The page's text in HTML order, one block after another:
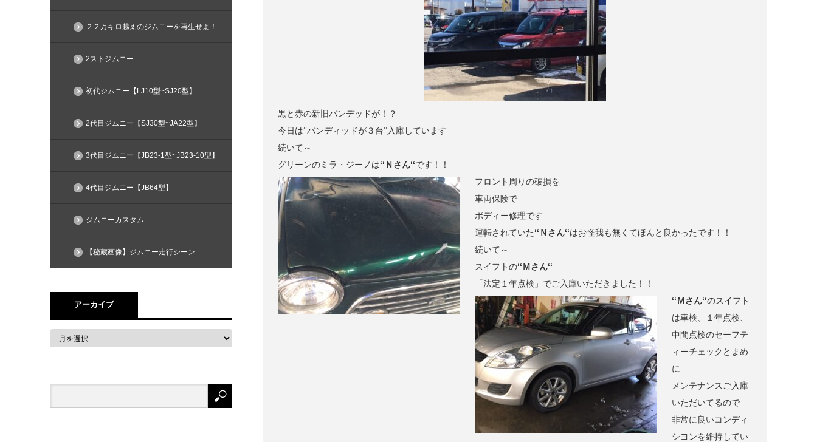
黒と赤の新旧バンデッドが！？
今日は‘‘バンディッドが３台‘‘入庫しています
続いて～
グリーンのミラ・ジーノは‘‘Ｎさん‘‘です！！
フロント周りの破損を
車両保険で
ボディー修理です
運転されていた‘‘Ｎさん‘‘はお怪我も無くてほんと良かったです！！
続いて～
スイフトの‘‘Ｍさん‘‘
「法定１年点検」でご入庫いただきました！！
‘‘Ｍさん‘‘のスイフト
は車検、１年点検、
中間点検のセーフテ
ィーチェックとまめ
に
メンテナンスご入庫
いただいてるので
非常に良いコンディ
シヨンを維持してい
２２万キロ越えのジムニーを再生せよ！
2ストジムニー
初代ジムニー【LJ10型~SJ20型】
2代目ジムニー【SJ30型~JA22型】
3代目ジムニー【JB23-1型~JB23-10型】
4代目ジムニー【JB64型】
ジムニーカスタム
【秘蔵画像】ジムニー走行シーン
アーカイブ